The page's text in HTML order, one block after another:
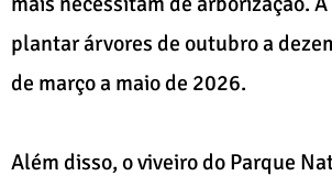
plantar árvores de outubro a
de março a maio de 2026.
Além disso, o viveiro do Parque